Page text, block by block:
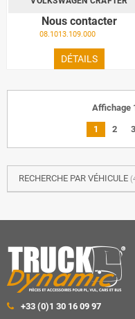
RECHERCHE PAR VÉHICULE
Nous contacter
08.1013.109.000
DÉTAILS
Affichage
1 2 3
+33 (0)1 30 16 09 97